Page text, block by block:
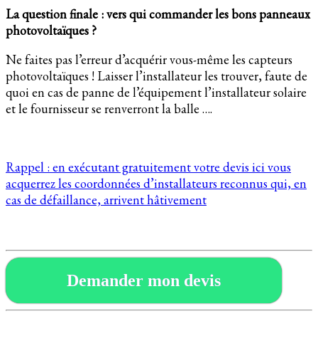
La question finale : vers qui commander les bons panneaux
photovoltaïques ?
Ne faites pas l’erreur d’acquérir vous-même les capteurs
photovoltaïques ! Laisser l’installateur les trouver, faute de
quoi en cas de panne de l’équipement l’installateur solaire
et le fournisseur se renverront la balle ….
Rappel : en exécutant gratuitement votre devis ici vous
acquerrez les coordonnées d’installateurs reconnus qui, en
cas de défaillance, arrivent hâtivement
Demander mon devis